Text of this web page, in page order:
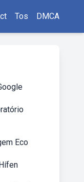
Tos DMCA
Eco